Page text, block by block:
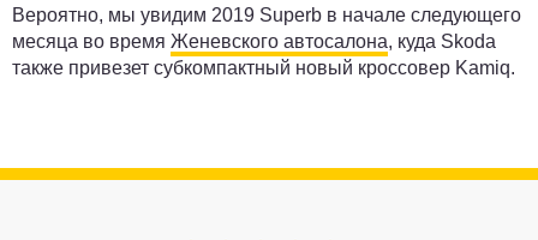
Вероятно, мы увидим 2019 Superb в начале следующего
месяца во время Женевского автосалона, куда Skoda
также привезет субкомпактный новый кроссовер Kamiq.